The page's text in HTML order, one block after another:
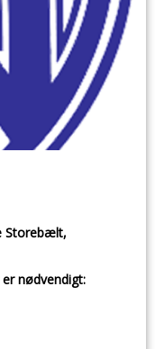
Storebælt,
nødvendigt: